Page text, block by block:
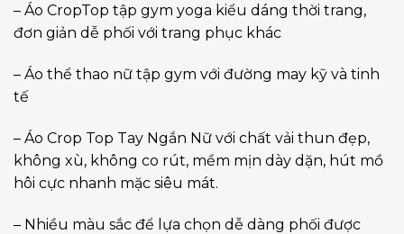
– Áo CropTop tập gym yoga kiểu dáng thời trang,
đơn giản dễ phối với trang phục khác
– Áo thể thao nữ tập gym với đường may kỹ và tinh
tế
– Áo Crop Top Tay Ngắn Nữ với chất vải thun đẹp,
không xù, không co rút, mềm mịn dày dặn, hút mồ
hôi cực nhanh mặc siêu mát.
– Nhiều màu sắc để lựa chọn dễ dàng phối được